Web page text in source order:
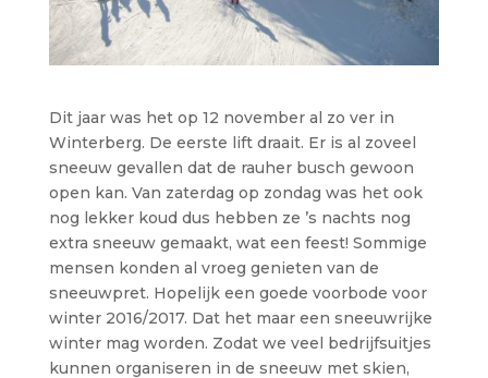
Dit jaar was het op 12 november al zo ver in
Winterberg. De eerste lift draait. Er is al zoveel
sneeuw gevallen dat de rauher busch gewoon
open kan. Van zaterdag op zondag was het ook
nog lekker koud dus hebben ze ’s nachts nog
extra sneeuw gemaakt, wat een feest! Sommige
mensen konden al vroeg genieten van de
sneeuwpret. Hopelijk een goede voorbode voor
winter 2016/2017. Dat het maar een sneeuwrijke
winter mag worden. Zodat we veel bedrijfsuitjes
kunnen organiseren in de sneeuw met skien,